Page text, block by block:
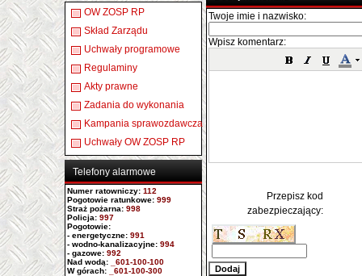
OW ZOSP RP
Skład Zarządu
Uchwały programowe
Regulaminy
Akty prawne
Zadania do wykonania
Kampania sprawozdawcza
Uchwały OW ZOSP RP
Telefony alarmowe
Numer ratowniczy: 112
Pogotowie ratunkowe: 999
Straż pożarna: 998
Policja: 997
Pogotowie:
- energetyczne: 991
- wodno-kanalizacyjne: 994
- gazowe: 992
Nad wodą: _601-100-100
W górach: _601-100-300
Twoje imie i nazwisko:
Wpisz komentarz:
Przepisz kod
zabezpieczający: